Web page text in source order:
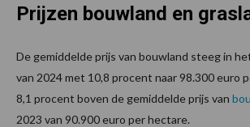
Prijzen bouwland en
De gemiddelde prijs van bouwland steeg in
van 2024 met 10,8 procent naar 98.300 euro
8,1 procent boven de gemiddelde prijs van
2023 van 90.900 euro per hectare.